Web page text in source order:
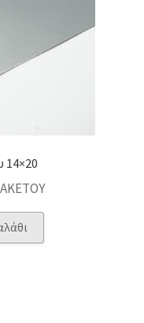
14×20